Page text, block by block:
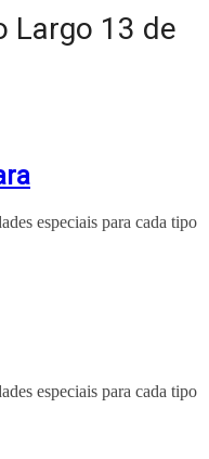
Largo 13 de
especiais para cada tipo
especiais para cada tipo